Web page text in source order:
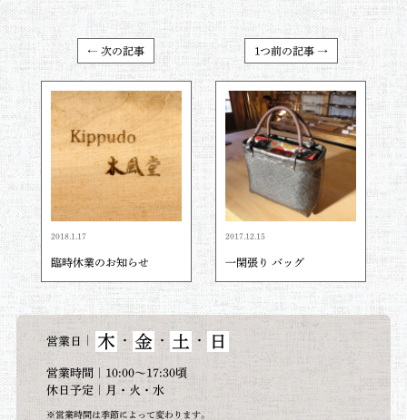
← 次の記事
2018.1.17
臨時休業のお知らせ
1つ前の記事 →
2017.12.15
一閑張り バッグ
営業日 木 ・ 金 ・ 土 ・ 日
営業時間｜10:00～17:30頃
休日予定｜月・火・水
※営業時間は季節によって変わります。